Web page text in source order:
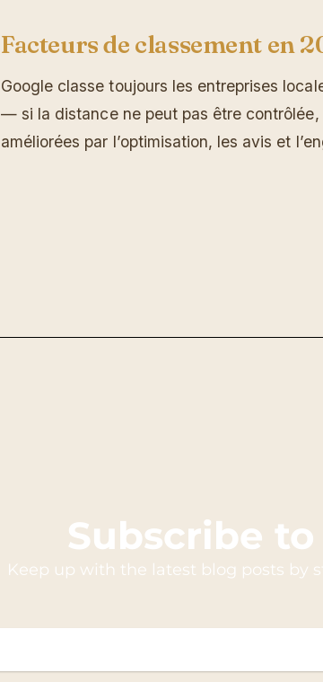
Facteurs de classement en
Google classe toujours les entreprises
— si la distance ne peut pas être
améliorées par l’optimisation, les avis et
Subscribe
Keep up with the latest blog posts by